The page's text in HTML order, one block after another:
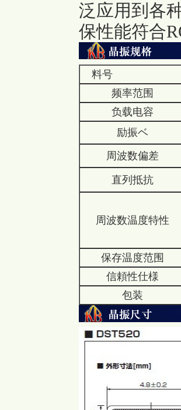
泛应用到各
保性能符合
料号
频率范围
负载电容
励振ベ
周波数偏差
直列抵抗
周波数温度特性
保存温度范围
信頼性仕様
包装